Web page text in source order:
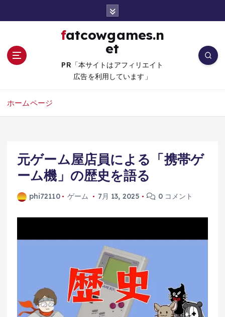
fatcowgames.n
et
PR「本サイトはアフィリエイト
広告を利用しています」
ホームページ
元ゲーム屋店員による「携帯ゲ
ーム機」の歴史を語る
phi72110 ゲーム 7月 13, 2025 0 コメント